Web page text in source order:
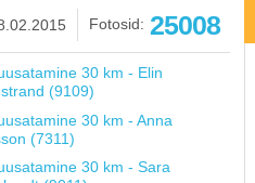
Fotosid: 25008